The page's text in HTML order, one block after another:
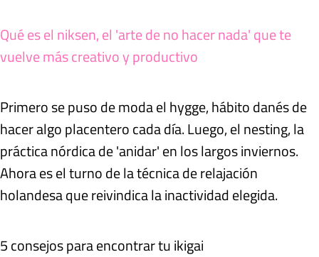
Qué es el niksen, el 'arte de no hacer nada' que te
vuelve más creativo y productivo
Primero se puso de moda el hygge, hábito danés de
hacer algo placentero cada día. Luego, el nesting, la
práctica nórdica de 'anidar' en los largos inviernos.
Ahora es el turno de la técnica de relajación
holandesa que reivindica la inactividad elegida.
5 consejos para encontrar tu ikigai